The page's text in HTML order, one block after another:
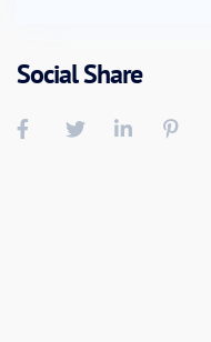
Social Share